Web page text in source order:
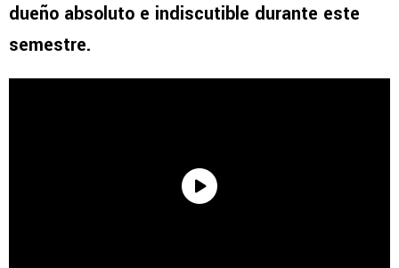
dueño absoluto e indiscutible durante este
semestre.